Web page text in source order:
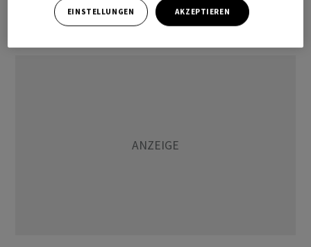
EINSTELLUNGEN AKZEPTIEREN